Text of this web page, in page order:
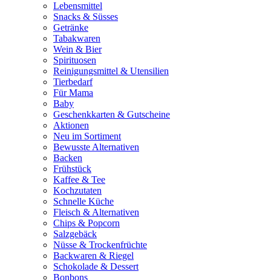
Lebensmittel
Snacks & Süsses
Getränke
Tabakwaren
Wein & Bier
Spirituosen
Reinigungsmittel & Utensilien
Tierbedarf
Für Mama
Baby
Geschenkkarten & Gutscheine
Aktionen
Neu im Sortiment
Bewusste Alternativen
Backen
Frühstück
Kaffee & Tee
Kochzutaten
Schnelle Küche
Fleisch & Alternativen
Chips & Popcorn
Salzgebäck
Nüsse & Trockenfrüchte
Backwaren & Riegel
Schokolade & Dessert
Bonbons